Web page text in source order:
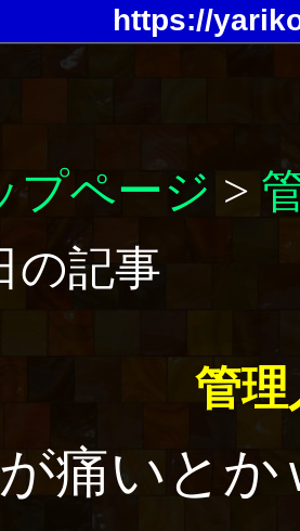
https://
プページ >
の記事
管理
が痛いと